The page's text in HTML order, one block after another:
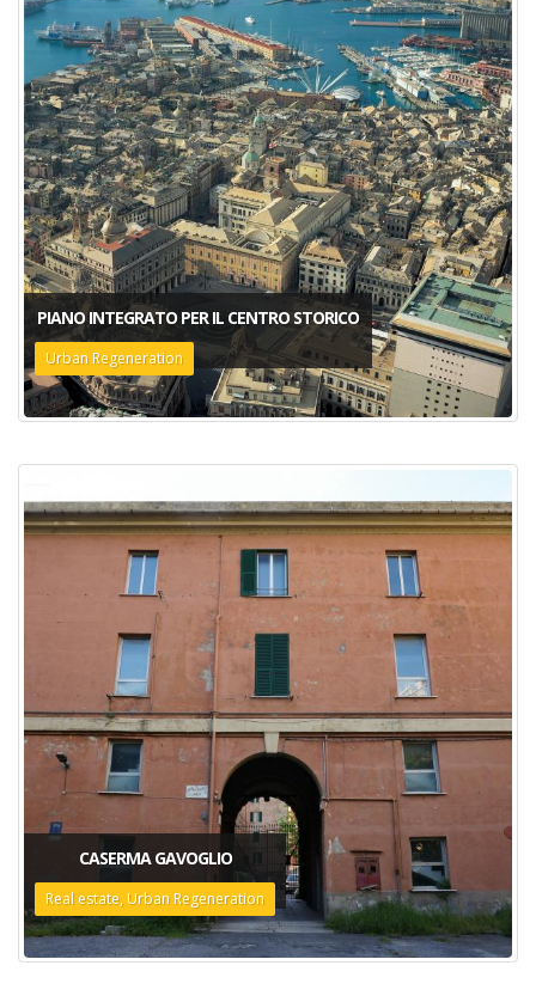
PIANO INTEGRATO PER IL CENTRO STORICO
Urban Regeneration
CASERMA GAVOGLIO
Real estate, Urban Regeneration